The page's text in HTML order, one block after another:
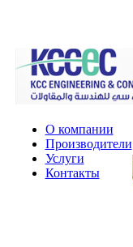
О компании
Производители
Услуги
Контакты